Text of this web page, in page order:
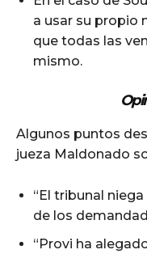
a usar su propio
que todas las
mismo.
Algunos puntos
jueza Maldonado
“El tribunal
de los
“Provi ha